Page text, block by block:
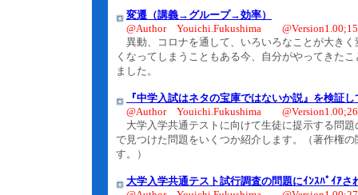
変遷（講義→グループ→効率）
@Author Youichi.Fukushima
異動、コロナを通して、いろいろなことが大き
くなってしまうこともある今、自分がやってきた
ました。
『中学入試はネタの宝庫ではないか説』を検証し
@Author Youichi.Fukushima
大学入学共通テストに向けて生徒に提示する問
で見つけた問題をいくつか紹介します。（著作権
す。）
大学入学共通テスト試行調査の問題にｲﾝｽﾊﾟｲｱ